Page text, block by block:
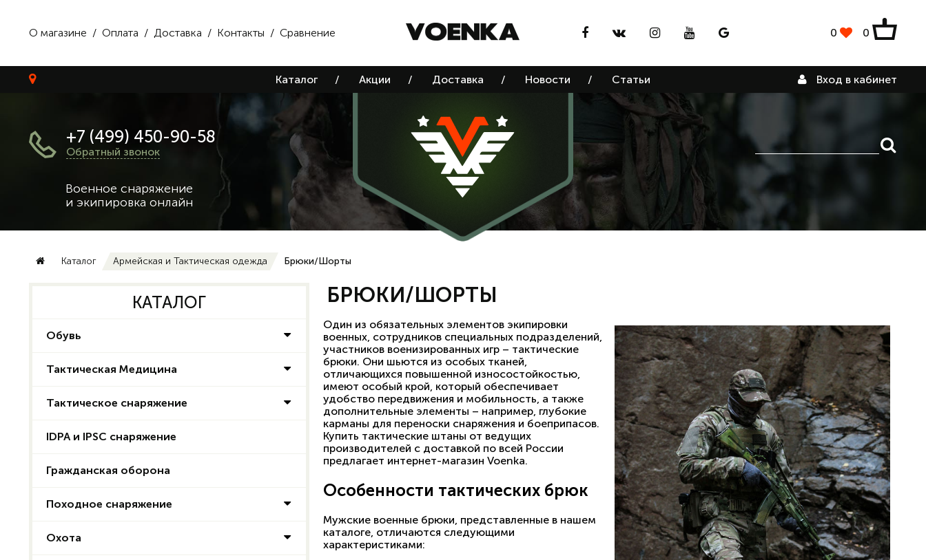
О магазине / Оплата / Доставка / Контакты / Сравнение 0 0
Каталог / Акции / Доставка / Новости / Статьи Вход в кабинет
+7 (499) 450-90-58
Обратный звонок
Военное снаряжение
и экипировка онлайн
Каталог Армейская и Тактическая одежда Брюки/Шорты
КАТАЛОГ
Обувь
Тактическая Медицина
Тактическое снаряжение
IDPA и IPSC снаряжение
Гражданская оборона
Походное снаряжение
Охота
БРЮКИ/ШОРТЫ
Один из обязательных элементов экипировки
военных, сотрудников специальных подразделений,
участников военизированных игр – тактические
брюки. Они шьются из особых тканей,
отличающихся повышенной износостойкостью,
имеют особый крой, который обеспечивает
удобство передвижения и мобильность, а также
дополнительные элементы – например, глубокие
карманы для переноски снаряжения и боеприпасов.
Купить тактические штаны от ведущих
производителей с доставкой по всей России
предлагает интернет-магазин Voenka.
Особенности тактических брюк
Мужские военные брюки, представленные в нашем
каталоге, отличаются следующими
характеристиками: